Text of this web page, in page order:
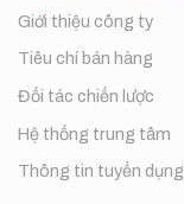
Giới thiệu công ty
Tiêu chí bán hàng
Đối tác chiến lược
Hệ thống trung tâm
Thông tin tuyển dụng